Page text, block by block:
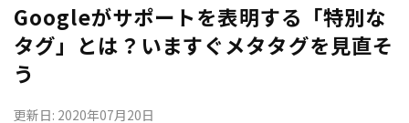
Googleがサポートを表明する「特別な
タグ」とは？いますぐメタタグを見直そ
う
更新日: 2020年07月20日